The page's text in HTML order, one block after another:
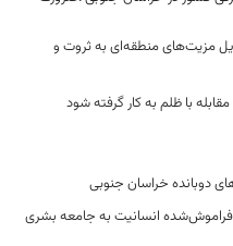
مزیت‌های منطقه‌ای به ثروت و
با ظلم به کار گرفته شود
فراموش‌شده انسانیت به جامعه بشری